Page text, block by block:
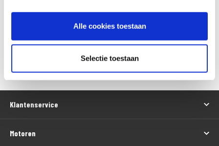
Alle cookies toestaan
Selectie toestaan
Geen probleem. Wij helpen je bij het afsluiten van een motorverzekering.
langs in onze winkel.
Klantenservice
Motoren